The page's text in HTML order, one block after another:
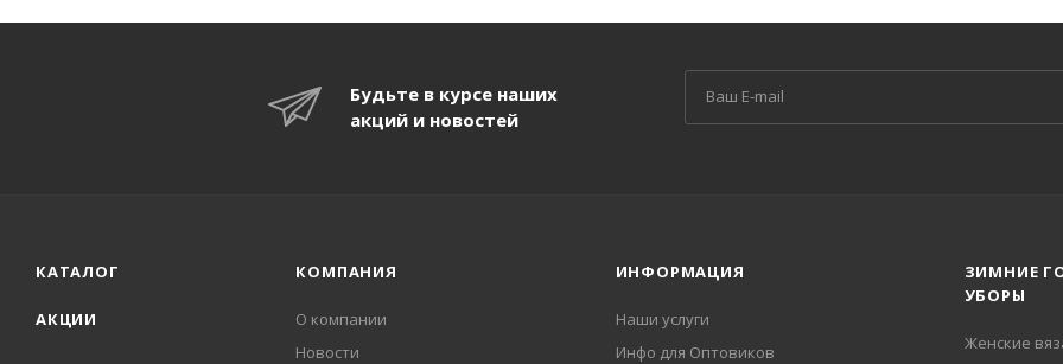
Будьте в курсе наших
акций и новостей
КАТАЛОГ
АКЦИИ
КОМПАНИЯ
О компании
Новости
ИНФОРМАЦИЯ
Наши услуги
Инфо для Оптовиков
ЗИМНИЕ
УБОРЫ
Женские